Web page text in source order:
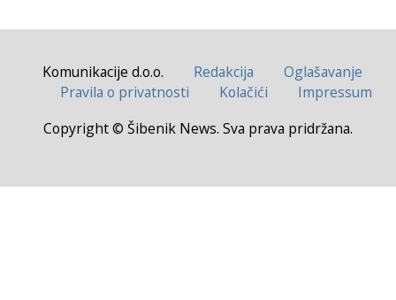
Komunikacije d.o.o. Redakcija
Oglašavanje
Pravila o privatnosti
Kolačići
Impressum
Copyright © Šibenik News. Sva prava pridržana.